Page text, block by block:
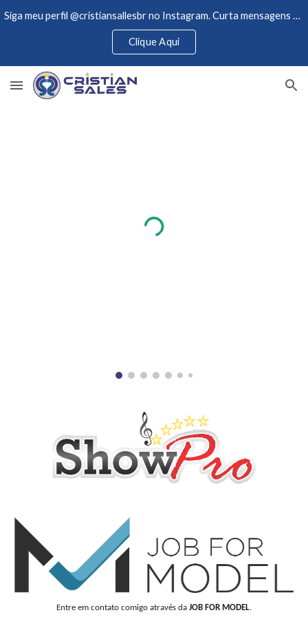
Skip to main content Skip to navigation
Siga meu perfil @cristiansallesbr no Instagram. Curta mensagens de motivações e acompanhe novidades.
Clique Aqui
Entre em contato comigo através da JOB FOR MODEL.